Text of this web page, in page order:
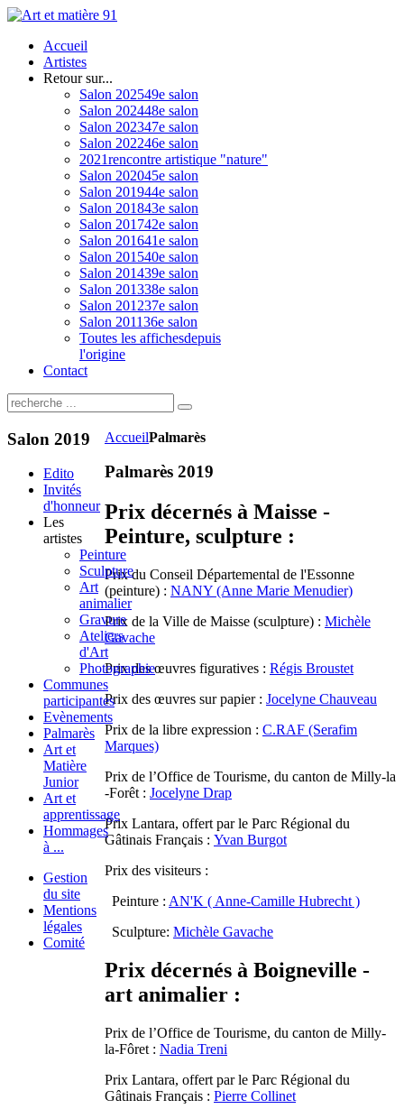
Accueil
Artistes
Retour sur...
Salon 202549e salon
Salon 202448e salon
Salon 202347e salon
Salon 202246e salon
2021rencontre artistique "nature"
Salon 202045e salon
Salon 201944e salon
Salon 201843e salon
Salon 201742e salon
Salon 201641e salon
Salon 201540e salon
Salon 201439e salon
Salon 201338e salon
Salon 201237e salon
Salon 201136e salon
Toutes les affichesdepuis
l'origine
Contact
AccueilPalmarès
Palmarès 2019
Prix décernés à Maisse -
Peinture, sculpture :
Prix du Conseil Départemental de l'Essonne
(peinture) : NANY (Anne Marie Menudier)
Prix de la Ville de Maisse (sculpture) : Michèle
Gavache
Prix des œuvres figuratives : Régis Broustet
Prix des œuvres sur papier : Jocelyne Chauveau
Prix de la libre expression : C.RAF (Serafim
Marques)
Prix de l’Office de Tourisme, du canton de Milly-la
-Forêt : Jocelyne Drap
Prix Lantara, offert par le Parc Régional du
Gâtinais Français : Yvan Burgot
Prix des visiteurs :
Peinture : AN'K ( Anne-Camille Hubrecht )
Sculpture: Michèle Gavache
Prix décernés à Boigneville -
art animalier :
Prix de l’Office de Tourisme, du canton de Milly-
la-Fôret : Nadia Treni
Prix Lantara, offert par le Parc Régional du
Gâtinais Français : Pierre Collinet
Salon 2019
Edito
Invités
d'honneur
Les
artistes
Peinture
Sculpture
Art
animalier
Gravure
Ateliers
d'Art
Photographie
Communes
participantes
Evènements
Palmarès
Art et
Matière
Junior
Art et
apprentissage
Hommages
à ...
Gestion
du site
Mentions
légales
Comité